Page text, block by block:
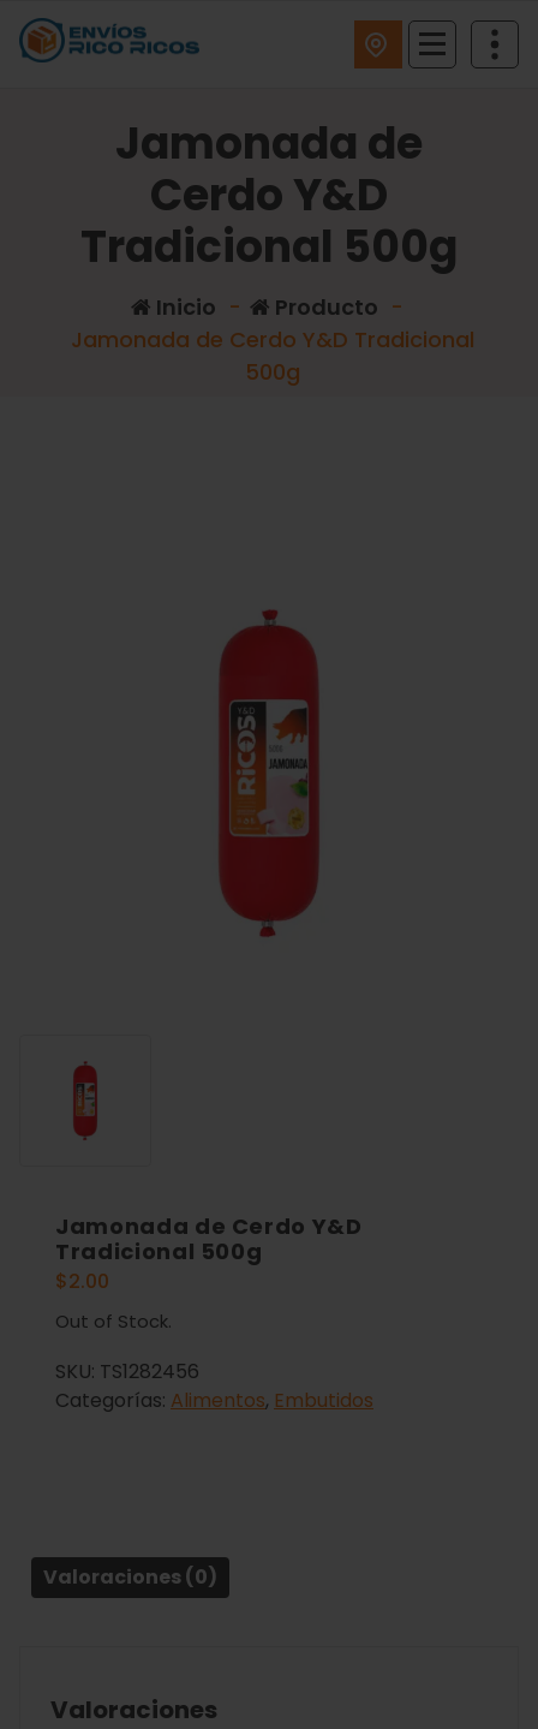
Jamonada de
Cerdo Y&D
Tradicional 500g
Inicio - Producto -
Jamonada de Cerdo Y&D Tradicional
500g
Jamonada de Cerdo Y&D
Tradicional 500g
$2.00
Out of Stock.
SKU: TS1282456
Categorías: Alimentos, Embutidos
Valoraciones (0)
Valoraciones